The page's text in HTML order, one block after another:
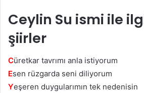
Ceylin Su ismi ile
şiirler
Cüretkar tavrımı anla istiyorum
Esen rüzgarda seni diliyorum
Yeşeren duygularımın tek nedenisin